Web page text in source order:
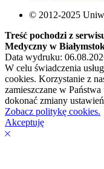
© 2012-2025
Treść pochodzi z
Medyczny w
Data wydruku:
W celu świadczenia
cookies. Korzystanie z
zamieszczane w
dokonać zmiany
Zobacz politykę cookies.
Akceptuję